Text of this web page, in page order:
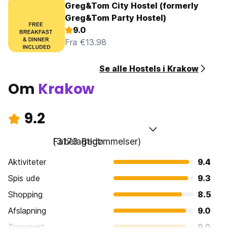
Greg&Tom City Hostel (formerly
Greg&Tom Party Hostel)
9.0
Fra €13.98
Se alle Hostels i Krakow
Om Krakow
9.2
Fabelagtigt
(3173 Bedømmelser)
Aktiviteter
9.4
Spis ude
9.3
Shopping
8.5
Afslapning
9.0
Transport
9.0